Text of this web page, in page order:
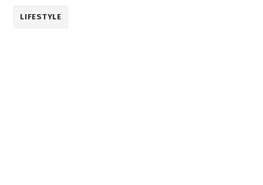
LIFESTYLE